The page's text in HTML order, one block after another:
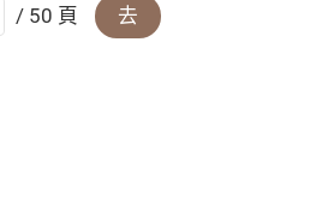
/ 50 頁 去